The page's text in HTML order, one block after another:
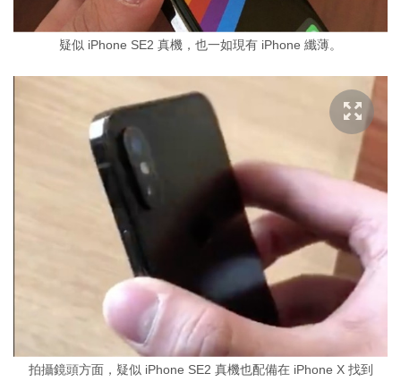
疑似 iPhone SE2 真機，也一如現有 iPhone 纖薄。
拍攝鏡頭方面，疑似 iPhone SE2 真機也配備在 iPhone X 找到